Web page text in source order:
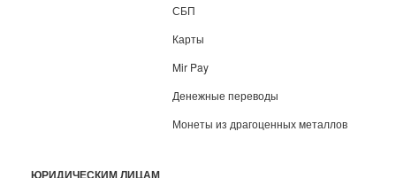
СБП
Карты
Mir Pay
Денежные переводы
Монеты из драгоценных металлов
ЮРИДИЧЕСКИМ ЛИЦАМ